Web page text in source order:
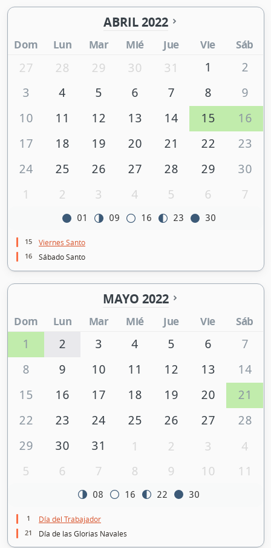
ABRIL 2022
Dom Lun Mar Mié Jue Vie Sáb
27 28 29 30 31 1
2
3
4 5 6 7 8
9
10
11 12 13 14 15
16
17
18 19 20 21 22
23
24
25 26 27 28 29
30
1
2 3 4 5 6 7
01 09 16 23 30
15 Viernes Santo
16 Sábado Santo
MAYO 2022
Dom Lun Mar Mié Jue Vie Sáb
1 2 3 4 5 6
7
8
9 10 11 12 13
14
15
16 17 18 19 20
21
22
23 24 25 26 27
28
29
30 31 1 2 3
4
5
6 7 8 9 10 11
08 16 22 30
1 Día del Trabajador
21 Día de las Glorias Navales